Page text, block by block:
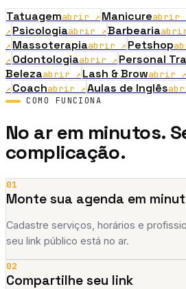
Tatuagemabrir ↗ Manicureabrir
↗ Psicologiaabrir ↗Barbearia
↗ Massoterapiaabrir ↗ Petshop
↗ Odontologiaabrir ↗ Personal
Belezaabrir ↗ Lash & Browabrir ↗
↗ Coachabrir ↗Aulas de Inglês
COMO FUNCIONA
No ar em minutos.
complicação.
01
Monte sua agenda em
Cadastre serviços, horários e
seu link público está no ar.
02
Compartilhe seu link